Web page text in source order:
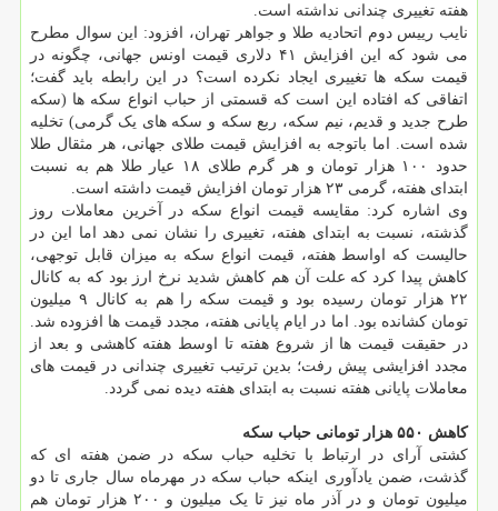
هفته تغییری چندانی نداشته است.
نایب رییس دوم اتحادیه طلا و جواهر تهران، افزود: این سوال مطرح
می شود که این افزایش ۴۱ دلاری قیمت اونس جهانی، چگونه در
قیمت سکه ها تغییری ایجاد نکرده است؟ در این رابطه باید گفت؛
اتفاقی که افتاده این است که قسمتی از حباب انواع سکه ها (سکه
طرح جدید و قدیم، نیم سکه، ربع سکه و سکه های یک گرمی) تخلیه
شده است. اما باتوجه به افزایش قیمت طلای جهانی، هر مثقال طلا
حدود ۱۰۰ هزار تومان و هر گرم طلای ۱۸ عیار طلا هم به نسبت
ابتدای هفته، گرمی ۲۳ هزار تومان افزایش قیمت داشته است.
وی اشاره کرد: مقایسه قیمت انواع سکه در آخرین معاملات روز
گذشته، نسبت به ابتدای هفته، تغییری را نشان نمی دهد اما این در
حالیست که اواسط هفته، قیمت انواع سکه به میزان قابل توجهی،
کاهش پیدا کرد که علت آن هم کاهش شدید نرخ ارز بود که به کانال
۲۲ هزار تومان رسیده بود و قیمت سکه را هم به کانال ۹ میلیون
تومان کشانده بود. اما در ایام پایانی هفته، مجدد قیمت ها افزوده شد.
در حقیقت قیمت ها از شروع هفته تا اوسط هفته کاهشی و بعد از
مجدد افزایشی پیش رفت؛ بدین ترتیب تغییری چندانی در قیمت های
معاملات پایانی هفته نسبت به ابتدای هفته دیده نمی گردد.
کاهش ۵۵۰ هزار تومانی حباب سکه
کشتی آرای در ارتباط با تخلیه حباب سکه در ضمن هفته ای که
گذشت، ضمن یادآوری اینکه حباب سکه در مهرماه سال جاری تا دو
میلیون تومان و در آذر ماه نیز تا یک میلیون و ۲۰۰ هزار تومان هم